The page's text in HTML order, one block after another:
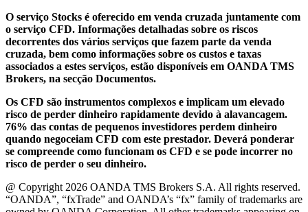
O serviço Stocks é oferecido em venda cruzada juntamente com
o serviço CFD. Informações detalhadas sobre os riscos
decorrentes dos vários serviços que fazem parte da venda
cruzada, bem como informações sobre os custos e taxas
associados a estes serviços, estão disponíveis em OANDA TMS
Brokers, na secção Documentos.
Os CFD são instrumentos complexos e implicam um elevado
risco de perder dinheiro rapidamente devido à alavancagem.
76% das contas de pequenos investidores perdem dinheiro
quando negoceiam CFD com este prestador. Deverá ponderar
se compreende como funcionam os CFD e se pode incorrer no
risco de perder o seu dinheiro.
@ Copyright 2026 OANDA TMS Brokers S.A. All rights reserved.
“OANDA”, “fxTrade” and OANDA’s “fx” family of trademarks are